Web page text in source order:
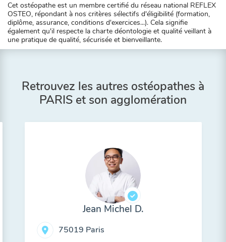
Cet ostéopathe est un membre certifié du réseau national REFLEX
OSTEO, répondant à nos critères sélectifs d'éligibilité (formation,
diplôme, assurance, conditions d'exercices...). Cela signifie
également qu'il respecte la charte déontologie et qualité veillant à
une pratique de qualité, sécurisée et bienveillante.
Retrouvez les autres ostéopathes à
PARIS et son agglomération
Jean Michel D.
75019 Paris